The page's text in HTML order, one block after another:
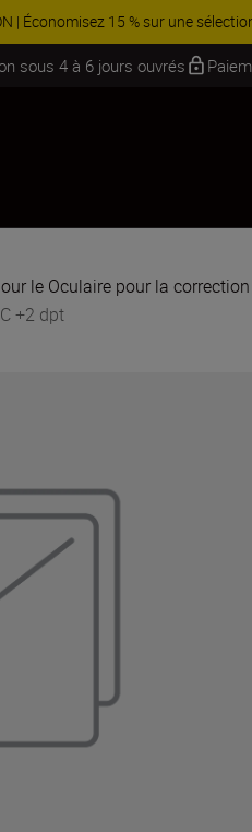
| Économisez 15 % sur une
sous 4 à 6 jours ouvrés
le Oculaire pour la
+2 dpt